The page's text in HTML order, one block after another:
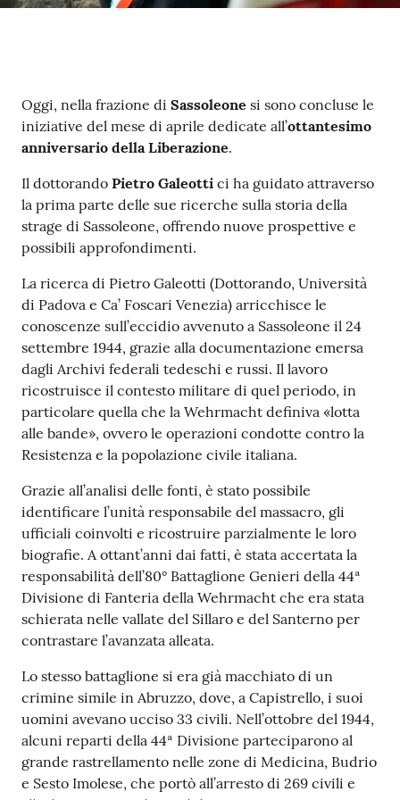
Contenuto
Oggi, nella frazione di Sassoleone si sono concluse le
iniziative del mese di aprile dedicate all’ottantesimo
anniversario della Liberazione.
Il dottorando Pietro Galeotti ci ha guidato attraverso
la prima parte delle sue ricerche sulla storia della
strage di Sassoleone, offrendo nuove prospettive e
possibili approfondimenti.
La ricerca di Pietro Galeotti (Dottorando, Università
di Padova e Ca’ Foscari Venezia) arricchisce le
conoscenze sull’eccidio avvenuto a Sassoleone il 24
settembre 1944, grazie alla documentazione emersa
dagli Archivi federali tedeschi e russi. Il lavoro
ricostruisce il contesto militare di quel periodo, in
particolare quella che la Wehrmacht definiva «lotta
alle bande», ovvero le operazioni condotte contro la
Resistenza e la popolazione civile italiana.
Grazie all’analisi delle fonti, è stato possibile
identificare l’unità responsabile del massacro, gli
ufficiali coinvolti e ricostruire parzialmente le loro
biografie. A ottant’anni dai fatti, è stata accertata la
responsabilità dell’80° Battaglione Genieri della 44ª
Divisione di Fanteria della Wehrmacht che era stata
schierata nelle vallate del Sillaro e del Santerno per
contrastare l’avanzata alleata.
Lo stesso battaglione si era già macchiato di un
crimine simile in Abruzzo, dove, a Capistrello, i suoi
uomini avevano ucciso 33 civili. Nell’ottobre del 1944,
alcuni reparti della 44ª Divisione parteciparono al
grande rastrellamento nelle zone di Medicina, Budrio
e Sesto Imolese, che portò all’arresto di 269 civili e